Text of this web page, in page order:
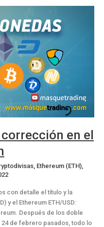
en el
, Ethereum (ETH),
con detalle el título y la
y el Ethereum ETH/USD:
Después de los doble
24 de febrero pasados, todo lo